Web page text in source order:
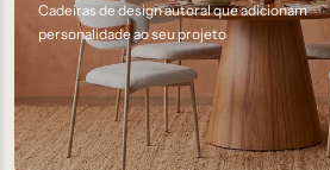
Cadeiras de design autoral que adicionam
personalidade ao seu projeto